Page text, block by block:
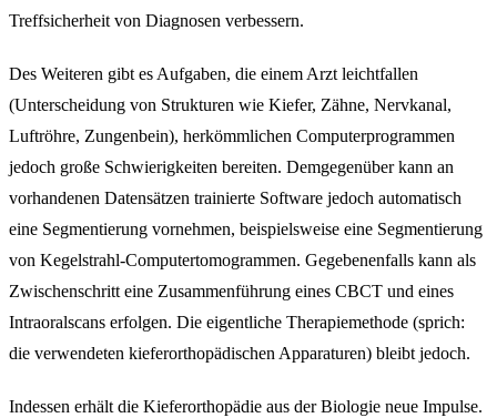
Treffsicherheit von Diagnosen verbessern.
Des Weiteren gibt es Aufgaben, die einem Arzt leichtfallen
(Unterscheidung von Strukturen wie Kiefer, Zähne, Nervkanal,
Luftröhre, Zungenbein), herkömmlichen Computerprogrammen
jedoch große Schwierigkeiten bereiten. Demgegenüber kann an
vorhandenen Datensätzen trainierte Software jedoch automatisch
eine Segmentierung vornehmen, beispielsweise eine Segmentierung
von Kegelstrahl-Computertomogrammen. Gegebenenfalls kann als
Zwischenschritt eine Zusammenführung eines CBCT und eines
Intraoralscans erfolgen. Die eigentliche Therapiemethode (sprich:
die verwendeten kieferorthopädischen Apparaturen) bleibt jedoch.
Indessen erhält die Kieferorthopädie aus der Biologie neue Impulse.